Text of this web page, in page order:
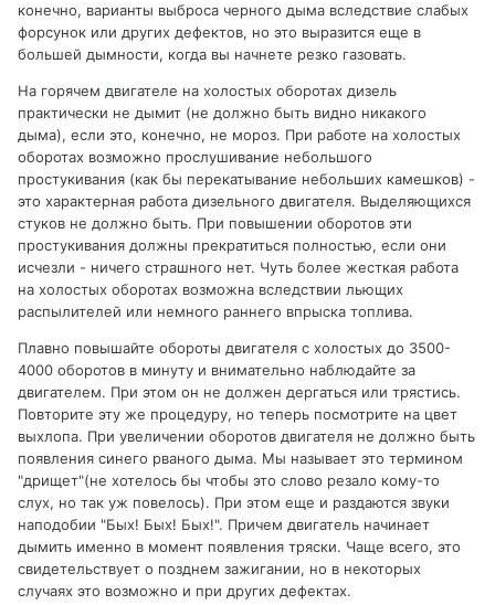
конечно, варианты выброса черного дыма вследствие слабых
форсунок или других дефектов, но это выразится еще в
большей дымности, когда вы начнете резко газовать.
На горячем двигателе на холостых оборотах дизель
практически не дымит (не должно быть видно никакого
дыма), если это, конечно, не мороз. При работе на холостых
оборотах возможно прослушивание небольшого
простукивания (как бы перекатывание небольших камешков) -
это характерная работа дизельного двигателя. Выделяющихся
стуков не должно быть. При повышении оборотов эти
простукивания должны прекратиться полностью, если они
исчезли - ничего страшного нет. Чуть более жесткая работа
на холостых оборотах возможна вследствии льющих
распылителей или немного раннего впрыска топлива.
Плавно повышайте обороты двигателя с холостых до 3500-
4000 оборотов в минуту и внимательно наблюдайте за
двигателем. При этом он не должен дергаться или трястись.
Повторите эту же процедуру, но теперь посмотрите на цвет
выхлопа. При увеличении оборотов двигателя не должно быть
появления синего рваного дыма. Мы называет это термином
"дрищет"(не хотелось бы чтобы это слово резало кому-то
слух, но так уж повелось). При этом еще и раздаются звуки
наподобии "Бых! Бых! Бых!". Причем двигатель начинает
дымить именно в момент появления тряски. Чаще всего, это
свидетельствует о позднем зажигании, но в некоторых
случаях это возможно и при других дефектах.